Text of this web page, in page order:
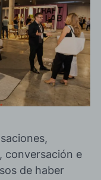
,
conversación e
de haber